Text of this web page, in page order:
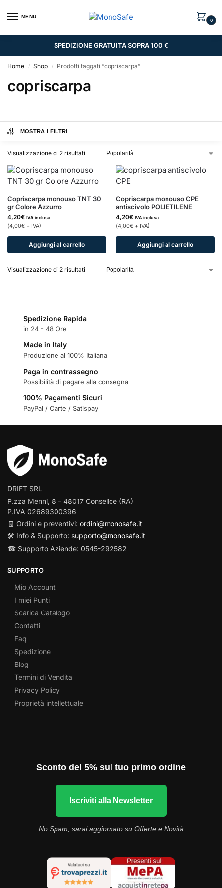
MENU
0
SPEDIZIONE GRATUITA SOPRA 100 €
Home / Shop / Prodotti taggati “copriscarpa”
copriscarpa
MOSTRA I FILTRI
Visualizzazione di 2 risultati
Copriscarpa monouso TNT 30
gr Colore Azzurro
4,20€ IVA inclusa
(4,00€ + IVA)
Aggiungi al carrello
Copriscarpa monouso CPE
antiscivolo POLIETILENE
4,20€ IVA inclusa
(4,00€ + IVA)
Aggiungi al carrello
Visualizzazione di 2 risultati
Spedizione Rapida
in 24 - 48 Ore
Made in Italy
Produzione al 100% Italiana
Paga in contrassegno
Possibilità di pagare alla consegna
100% Pagamenti Sicuri
PayPal / Carte / Satispay
DRIFT SRL
P.zza Menni, 8 – 48017 Conselice (RA)
P.IVA 02689300396
🧾 Ordini e preventivi: ordini@monosafe.it
🛠️ Info & Supporto: supporto@monosafe.it
☎ Supporto Aziende: 0545-292582
SUPPORTO
Mio Account
I miei Punti
Scarica Catalogo
Contatti
Faq
Spedizione
Blog
Termini di Vendita
Privacy Policy
Proprietà intellettuale
Sconto del 5% sul tuo primo ordine
Iscriviti alla Newsletter
No Spam, sarai aggiornato su Offerte e Novità